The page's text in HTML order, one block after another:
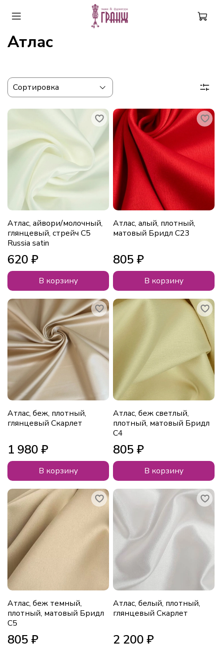
Атлас
Атлас, айвори/молочный,
глянцевый, стрейч С5
Russia satin
620 ₽
В корзину
Атлас, алый, плотный,
матовый Бридл С23
805 ₽
В корзину
Атлас, беж, плотный,
глянцевый Скарлет
1 980 ₽
В корзину
Атлас, беж светлый,
плотный, матовый Бридл
С4
805 ₽
В корзину
Атлас, беж темный,
плотный, матовый Бридл
С5
805 ₽
Атлас, белый, плотный,
глянцевый Скарлет
2 200 ₽